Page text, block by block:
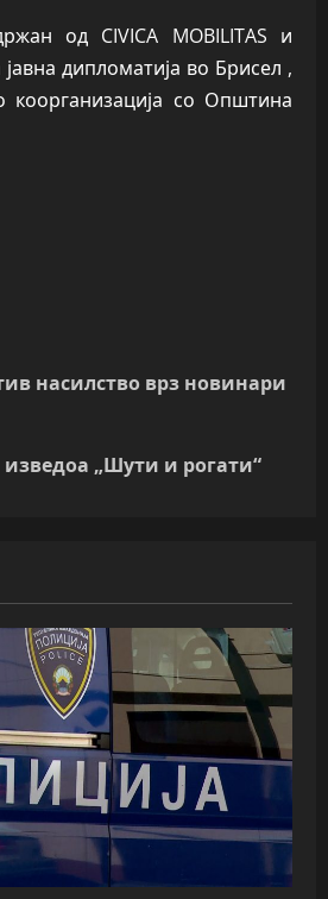
од CIVICA MOBILITAS и
дипломатија во Брисел ,
со Општина
насилство врз новинари
изведоа „Шути и рогати“